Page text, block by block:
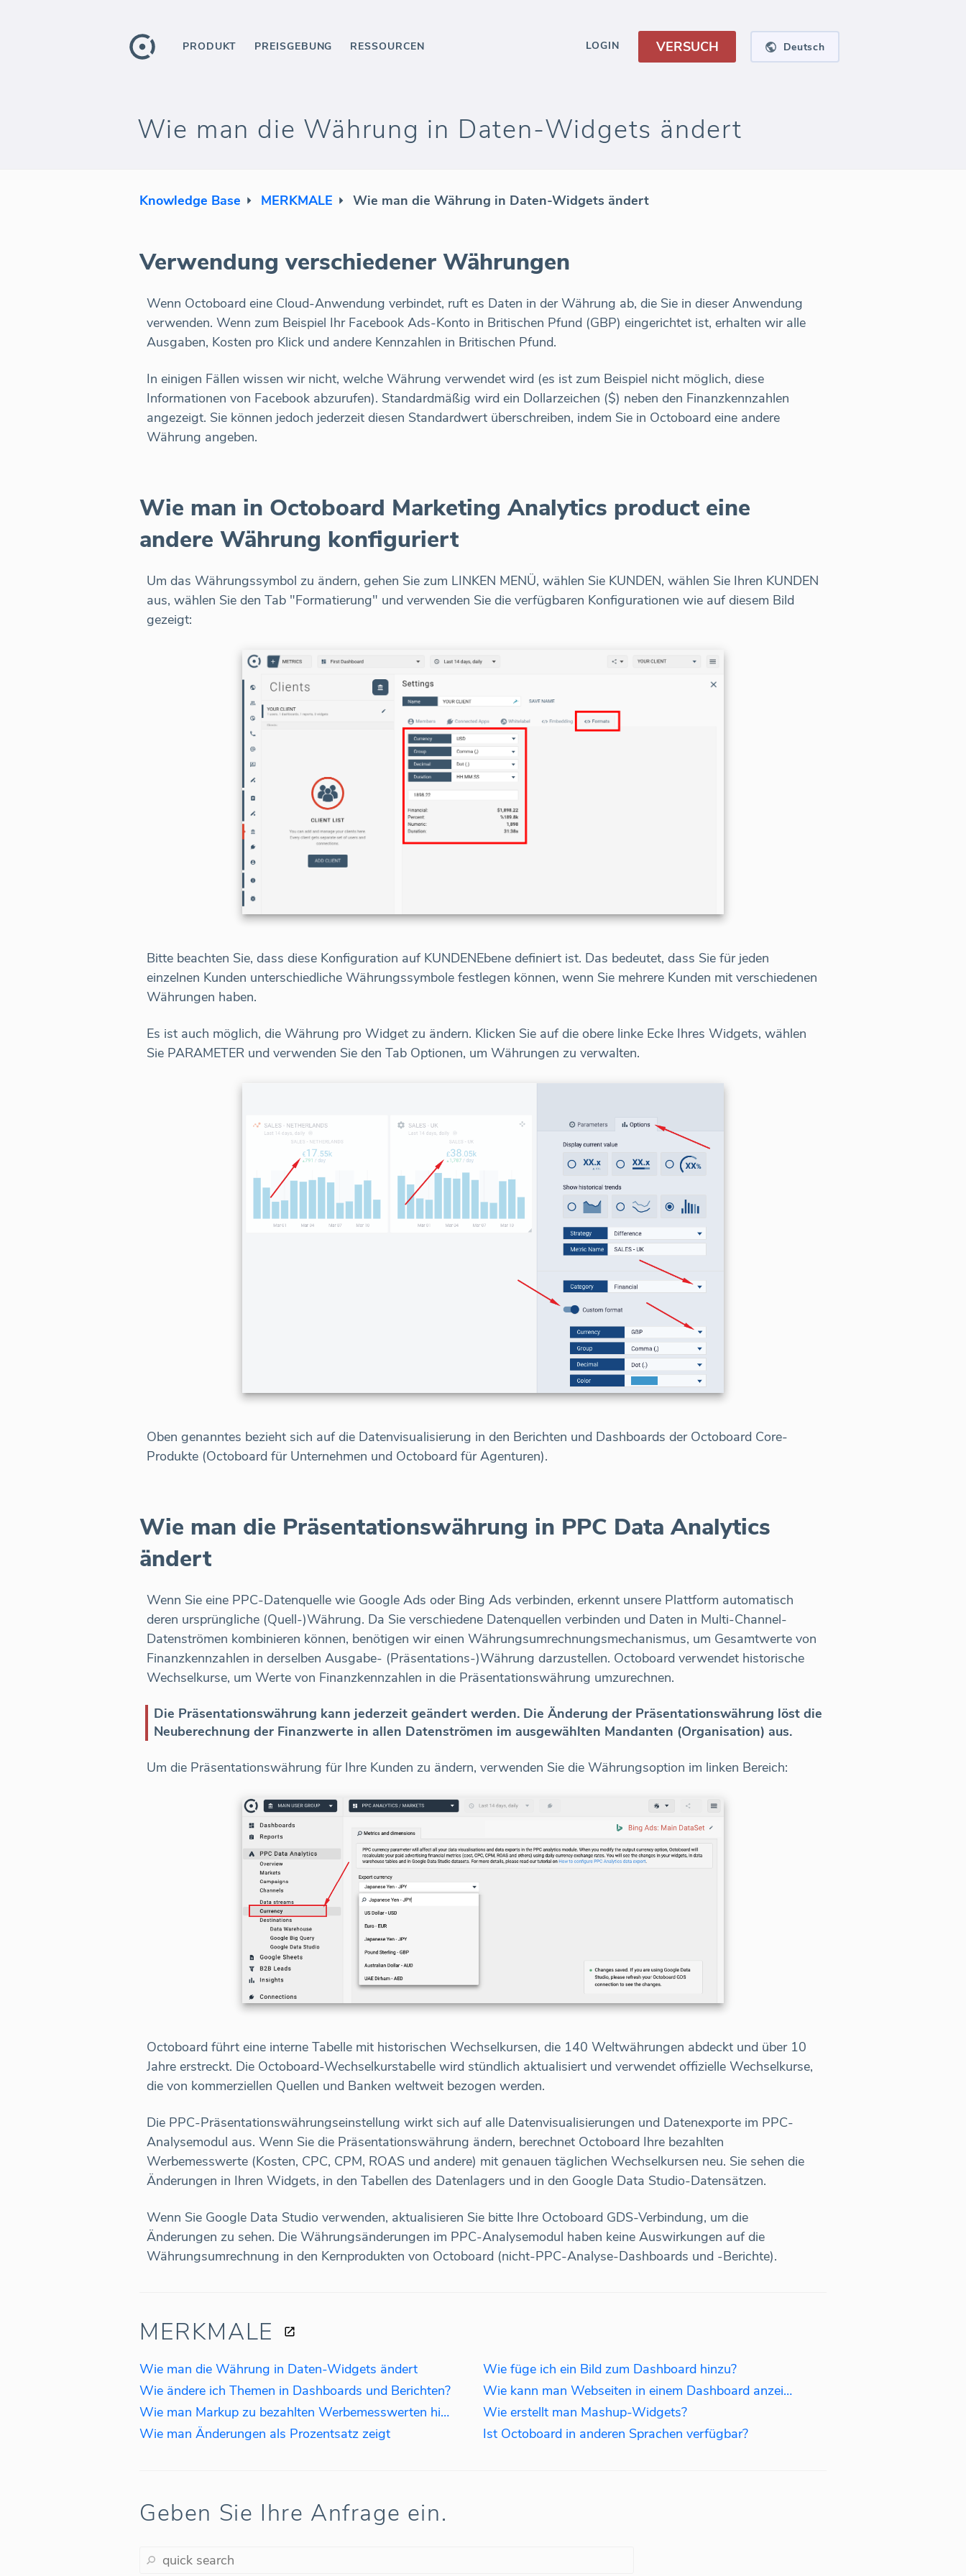
PRODUKT PREISGEBUNG RESSOURCEN LOGIN VERSUCH Deutsch
Wie man die Währung in Daten-Widgets ändert
Knowledge Base MERKMALE Wie man die Währung in Daten-Widgets ändert
Verwendung verschiedener Währungen
Wenn Octoboard eine Cloud-Anwendung verbindet, ruft es Daten in der Währung ab, die Sie in dieser Anwendung
verwenden. Wenn zum Beispiel Ihr Facebook Ads-Konto in Britischen Pfund (GBP) eingerichtet ist, erhalten wir alle
Ausgaben, Kosten pro Klick und andere Kennzahlen in Britischen Pfund.
In einigen Fällen wissen wir nicht, welche Währung verwendet wird (es ist zum Beispiel nicht möglich, diese
Informationen von Facebook abzurufen). Standardmäßig wird ein Dollarzeichen ($) neben den Finanzkennzahlen
angezeigt. Sie können jedoch jederzeit diesen Standardwert überschreiben, indem Sie in Octoboard eine andere
Währung angeben.
Wie man in Octoboard Marketing Analytics product eine
andere Währung konfiguriert
Um das Währungssymbol zu ändern, gehen Sie zum LINKEN MENÜ, wählen Sie KUNDEN, wählen Sie Ihren KUNDEN
aus, wählen Sie den Tab "Formatierung" und verwenden Sie die verfügbaren Konfigurationen wie auf diesem Bild
gezeigt:
Bitte beachten Sie, dass diese Konfiguration auf KUNDENEbene definiert ist. Das bedeutet, dass Sie für jeden
einzelnen Kunden unterschiedliche Währungssymbole festlegen können, wenn Sie mehrere Kunden mit verschiedenen
Währungen haben.
Es ist auch möglich, die Währung pro Widget zu ändern. Klicken Sie auf die obere linke Ecke Ihres Widgets, wählen
Sie PARAMETER und verwenden Sie den Tab Optionen, um Währungen zu verwalten.
Oben genanntes bezieht sich auf die Datenvisualisierung in den Berichten und Dashboards der Octoboard Core-
Produkte (Octoboard für Unternehmen und Octoboard für Agenturen).
Wie man die Präsentationswährung in PPC Data Analytics
ändert
Wenn Sie eine PPC-Datenquelle wie Google Ads oder Bing Ads verbinden, erkennt unsere Plattform automatisch
deren ursprüngliche (Quell-)Währung. Da Sie verschiedene Datenquellen verbinden und Daten in Multi-Channel-
Datenströmen kombinieren können, benötigen wir einen Währungsumrechnungsmechanismus, um Gesamtwerte von
Finanzkennzahlen in derselben Ausgabe- (Präsentations-)Währung darzustellen. Octoboard verwendet historische
Wechselkurse, um Werte von Finanzkennzahlen in die Präsentationswährung umzurechnen.
Die Präsentationswährung kann jederzeit geändert werden. Die Änderung der Präsentationswährung löst die
Neuberechnung der Finanzwerte in allen Datenströmen im ausgewählten Mandanten (Organisation) aus.
Um die Präsentationswährung für Ihre Kunden zu ändern, verwenden Sie die Währungsoption im linken Bereich:
Octoboard führt eine interne Tabelle mit historischen Wechselkursen, die 140 Weltwährungen abdeckt und über 10
Jahre erstreckt. Die Octoboard-Wechselkurstabelle wird stündlich aktualisiert und verwendet offizielle Wechselkurse,
die von kommerziellen Quellen und Banken weltweit bezogen werden.
Die PPC-Präsentationswährungseinstellung wirkt sich auf alle Datenvisualisierungen und Datenexporte im PPC-
Analysemodul aus. Wenn Sie die Präsentationswährung ändern, berechnet Octoboard Ihre bezahlten
Werbemesswerte (Kosten, CPC, CPM, ROAS und andere) mit genauen täglichen Wechselkursen neu. Sie sehen die
Änderungen in Ihren Widgets, in den Tabellen des Datenlagers und in den Google Data Studio-Datensätzen.
Wenn Sie Google Data Studio verwenden, aktualisieren Sie bitte Ihre Octoboard GDS-Verbindung, um die
Änderungen zu sehen. Die Währungsänderungen im PPC-Analysemodul haben keine Auswirkungen auf die
Währungsumrechnung in den Kernprodukten von Octoboard (nicht-PPC-Analyse-Dashboards und -Berichte).
MERKMALE
Wie man die Währung in Daten-Widgets ändert
Wie ändere ich Themen in Dashboards und Berichten?
Wie man Markup zu bezahlten Werbemesswerten hinzufügt
Wie man Änderungen als Prozentsatz zeigt
Wie füge ich ein Bild zum Dashboard hinzu?
Wie kann man Webseiten in einem Dashboard anzeigen?
Wie erstellt man Mashup-Widgets?
Ist Octoboard in anderen Sprachen verfügbar?
Geben Sie Ihre Anfrage ein.